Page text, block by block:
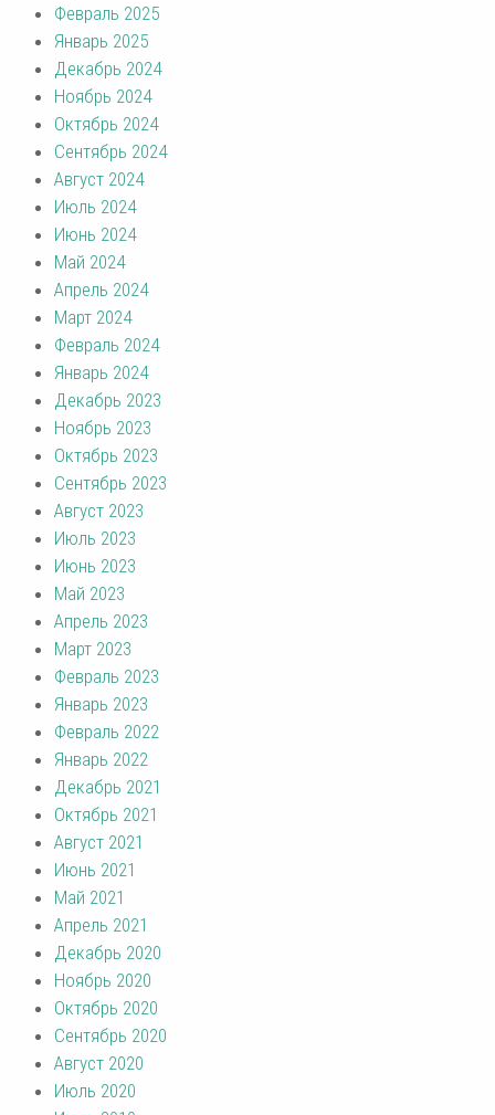
Февраль 2025
Январь 2025
Декабрь 2024
Ноябрь 2024
Октябрь 2024
Сентябрь 2024
Август 2024
Июль 2024
Июнь 2024
Май 2024
Апрель 2024
Март 2024
Февраль 2024
Январь 2024
Декабрь 2023
Ноябрь 2023
Октябрь 2023
Сентябрь 2023
Август 2023
Июль 2023
Июнь 2023
Май 2023
Апрель 2023
Март 2023
Февраль 2023
Январь 2023
Февраль 2022
Январь 2022
Декабрь 2021
Октябрь 2021
Август 2021
Июнь 2021
Май 2021
Апрель 2021
Декабрь 2020
Ноябрь 2020
Октябрь 2020
Сентябрь 2020
Август 2020
Июль 2020